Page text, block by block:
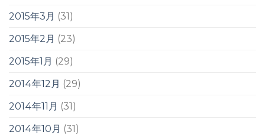
2015年3月 (31)
2015年2月 (23)
2015年1月 (29)
2014年12月 (29)
2014年11月 (31)
2014年10月 (31)